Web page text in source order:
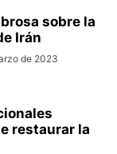
sobre la
Irán
de 2023
restaurar la